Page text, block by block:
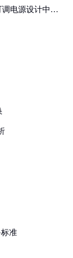
调电源设计中的
准